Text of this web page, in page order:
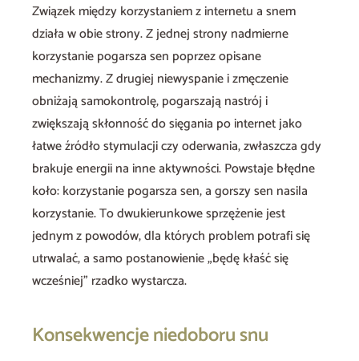
Związek między korzystaniem z internetu a snem
działa w obie strony. Z jednej strony nadmierne
korzystanie pogarsza sen poprzez opisane
mechanizmy. Z drugiej niewyspanie i zmęczenie
obniżają samokontrolę, pogarszają nastrój i
zwiększają skłonność do sięgania po internet jako
łatwe źródło stymulacji czy oderwania, zwłaszcza gdy
brakuje energii na inne aktywności. Powstaje błędne
koło: korzystanie pogarsza sen, a gorszy sen nasila
korzystanie. To dwukierunkowe sprzężenie jest
jednym z powodów, dla których problem potrafi się
utrwalać, a samo postanowienie „będę kłaść się
wcześniej” rzadko wystarcza.
Konsekwencje niedoboru snu